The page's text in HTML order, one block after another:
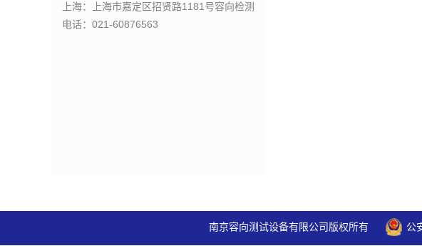
上海：上海市嘉定区招贤路1181号容向检测
电话：021-60876563
南京容向测试设备有限公司版权所有 公